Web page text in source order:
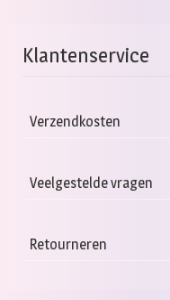
Klantenservice
Verzendkosten
Veelgestelde vragen
Retourneren